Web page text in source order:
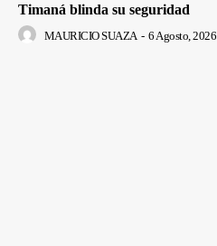
Timaná blinda su seguridad
MAURICIO SUAZA - 6 Agosto, 2026